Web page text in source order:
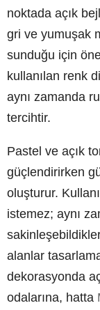
noktada açık
gri ve yumuşak
sunduğu için
kullanılan renk
aynı zamanda
tercihtir.
Pastel ve açık
güçlendirirken
oluşturur.
istemez; aynı
alanlar
dekorasyonda
odalarına, hatta